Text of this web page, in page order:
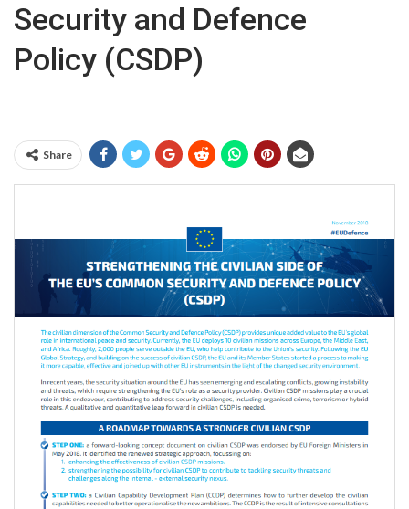
Security and Defence
Policy (CSDP)
Share